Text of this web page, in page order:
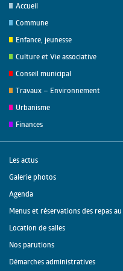
Accueil
Commune
Enfance, jeunesse
Culture et Vie associative
Conseil municipal
Travaux – Environnement
Urbanisme
Finances
Les actus
Galerie photos
Agenda
Menus et réservations des repas
Location de salles
Nos parutions
Démarches administratives